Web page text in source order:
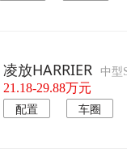
凌放HARRIER 中型
21.18-29.88万元
配置 车圈